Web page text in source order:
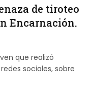
de tiroteo
Encarnación.
que realizó
sociales, sobre